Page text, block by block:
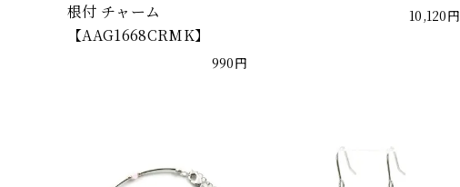
根付 チャーム
【AAG1668CRMK】
990円
10,120円